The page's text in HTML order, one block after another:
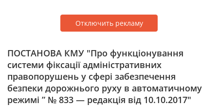
Отключить рекламу
ПОСТАНОВА КМУ "Про функціонування
системи фіксації адміністративних
правопорушень у сфері забезпечення
безпеки дорожнього руху в автоматичному
режимі ” № 833 — редакція від 10.10.2017"